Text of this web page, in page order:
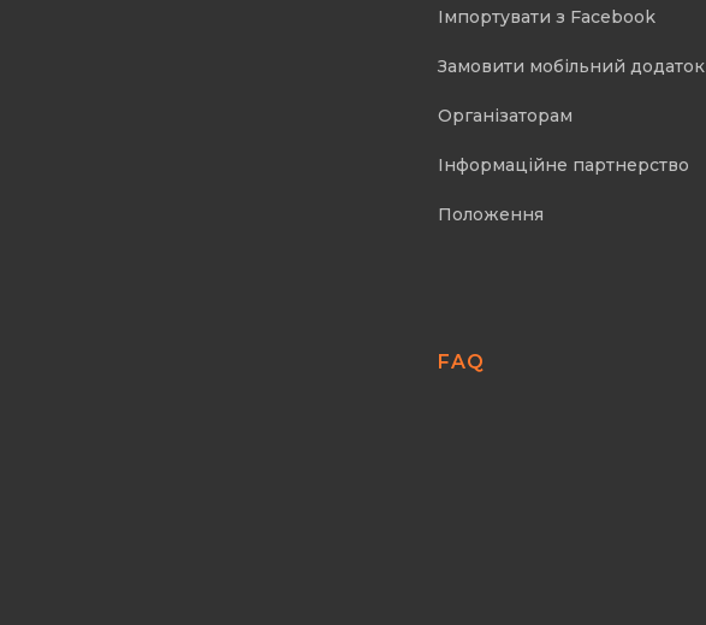
Імпортувати з Facebook
Замовити мобільний додаток
Організаторам
Інформаційне партнерство
Положення
FAQ